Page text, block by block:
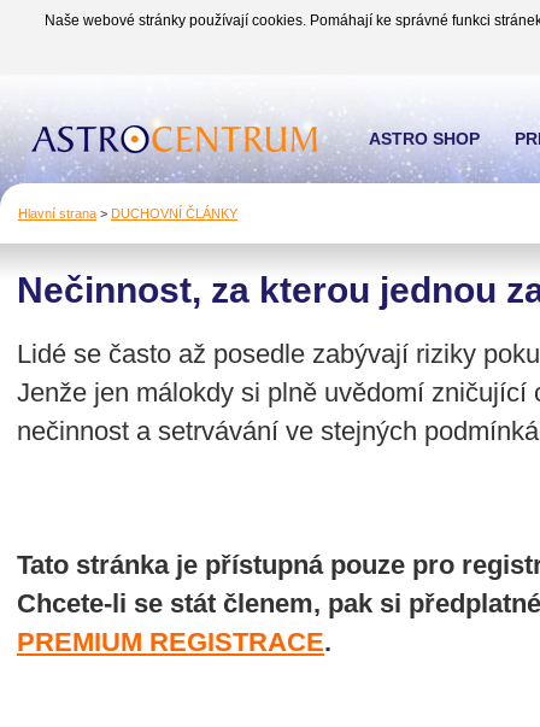
Naše webové stránky používají cookies. Pomáhají ke správné funkci
Hlavní strana > DUCHOVNÍ ČLÁNKY
Nečinnost, za kterou jednou
Lidé se často až posedle zabývají riziky
Jenže jen málokdy si plně uvědomí zničující
nečinnost a setrvávání ve stejných
Tato stránka je přístupná pouze pro
Chcete-li se stát členem, pak si
PREMIUM REGISTRACE.
ASTRO SHOP